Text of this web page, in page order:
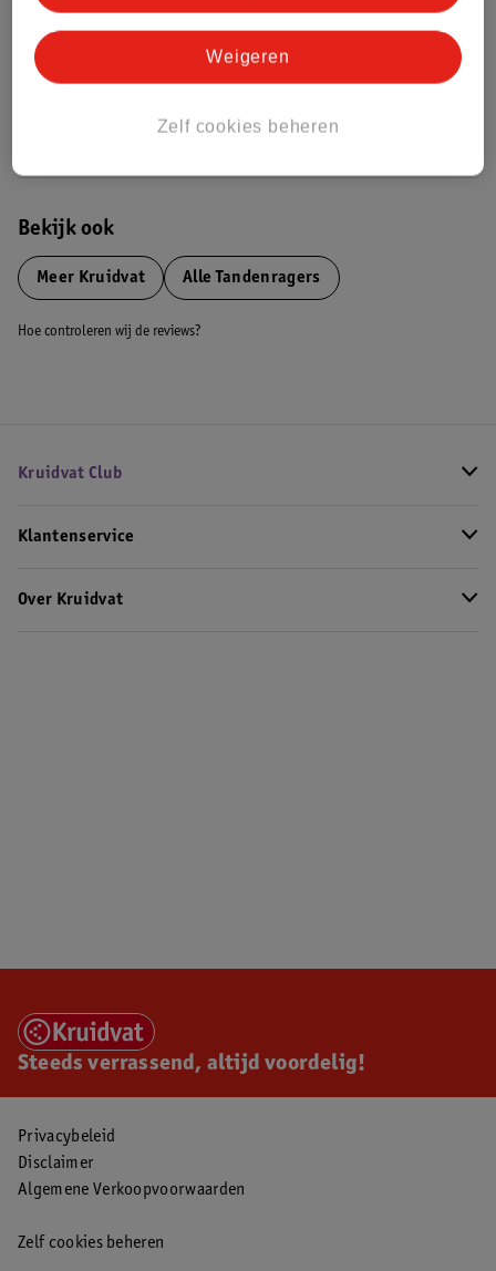
Dit product heeft (nog) geen Nature
Impact Score.
Meer informatie
Bekijk ook
Meer Kruidvat Alle Tandenragers
Hoe controleren wij de reviews?
Kruidvat Club
Klantenservice
Over Kruidvat
Steeds verrassend, altijd voordelig!
Privacybeleid
Disclaimer
Algemene Verkoopvoorwaarden
Zelf cookies beheren
Zelf cookies beheren
Weigeren